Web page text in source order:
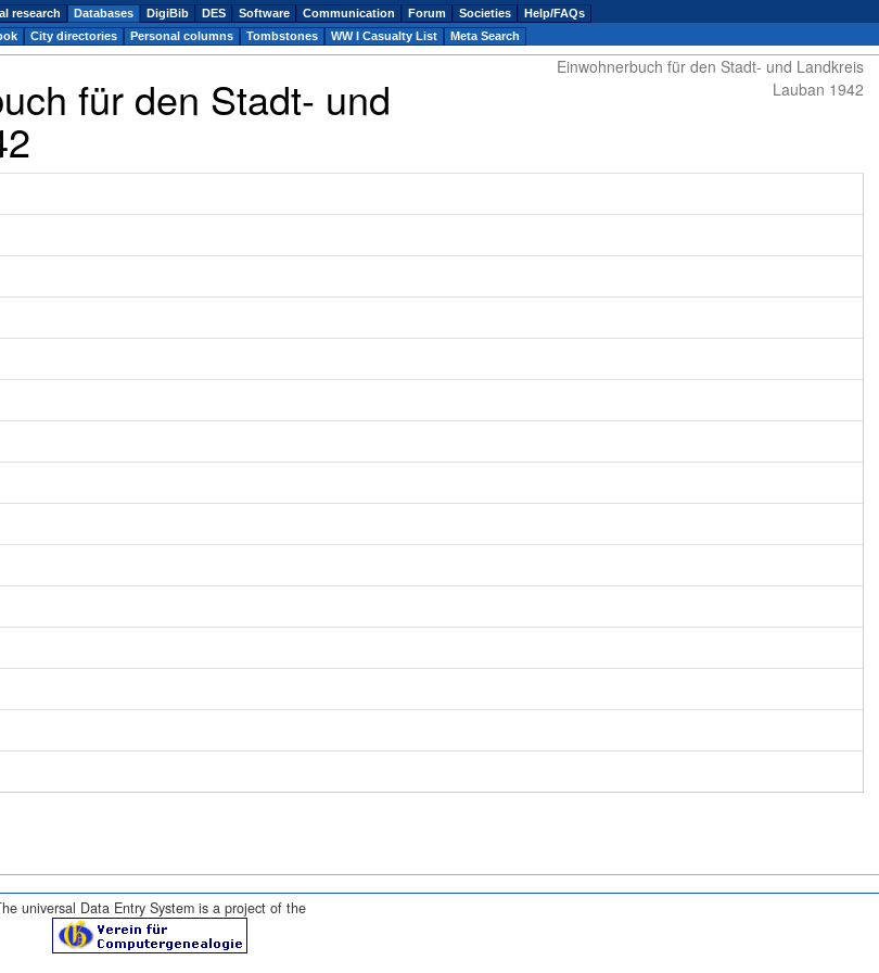
für den Stadt- und
Einwohnerbuch für den Stadt- und Landkreis
Lauban 1942
universal Data Entry System is a project of the
research Databases DigiBib DES Software Communication Forum Societies
Help/FAQs
City directories Personal columns Tombstones WW I Casualty List Meta Search